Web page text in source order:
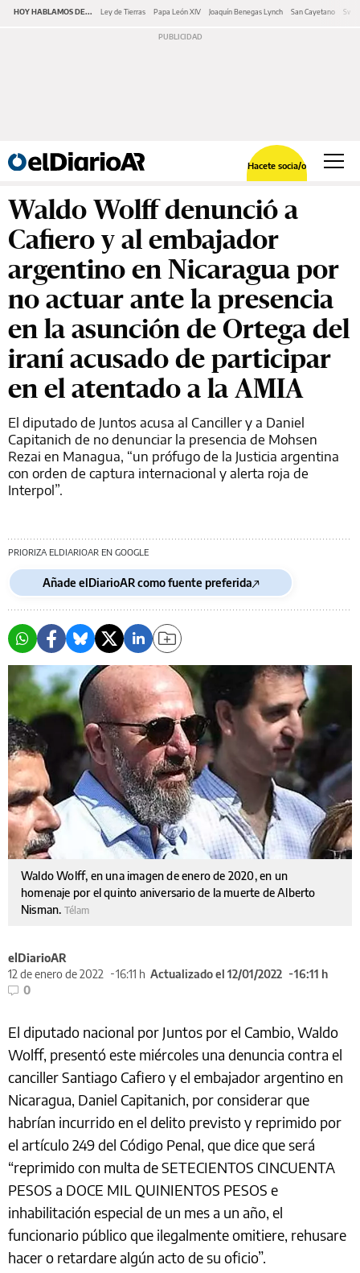
HOY HABLAMOS DE... Ley de Tierras Papa León XIV Joaquín Benegas Lynch San Cayetano
Hacete socia/o
Waldo Wolff denunció a
Cafiero y al embajador
argentino en Nicaragua por
no actuar ante la presencia
en la asunción de Ortega del
iraní acusado de participar
en el atentado a la AMIA
El diputado de Juntos acusa al Canciller y a Daniel
Capitanich de no denunciar la presencia de Mohsen
Rezai en Managua, “un prófugo de la Justicia argentina
con orden de captura internacional y alerta roja de
Interpol”.
PRIORIZA ELDIARIOAR EN GOOGLE
Añade elDiarioAR como fuente preferida
Waldo Wolff, en una imagen de enero de 2020, en un
homenaje por el quinto aniversario de la muerte de Alberto
Nisman. Télam
elDiarioAR
12 de enero de 2022
16:11 h Actualizado el 12/01/2022
16:11 h
0
El diputado nacional por Juntos por el Cambio, Waldo
Wolff, presentó este miércoles una denuncia contra el
canciller Santiago Cafiero y el embajador argentino en
Nicaragua, Daniel Capitanich, por considerar que
habrían incurrido en el delito previsto y reprimido por
el artículo 249 del Código Penal, que dice que será
“reprimido con multa de SETECIENTOS CINCUENTA
PESOS a DOCE MIL QUINIENTOS PESOS e
inhabilitación especial de un mes a un año, el
funcionario público que ilegalmente omitiere, rehusare
hacer o retardare algún acto de su oficio”.